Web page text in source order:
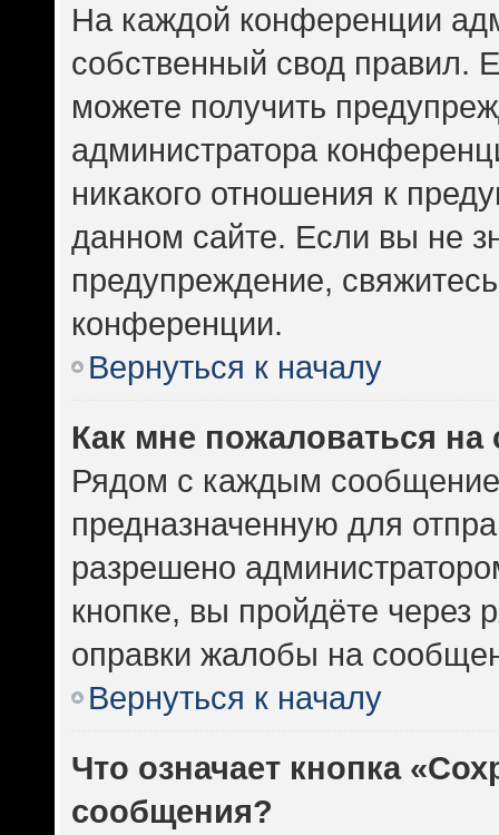
На каждой конференции
собственный свод правил.
можете получить
администратора
никакого отношения к
данном сайте. Если вы не
предупреждение,
конференции.
Вернуться к началу
Как мне пожаловаться
Рядом с каждым
предназначенную для
разрешено
кнопке, вы пройдёте
оправки жалобы на
Вернуться к началу
Что означает кнопка
сообщения?